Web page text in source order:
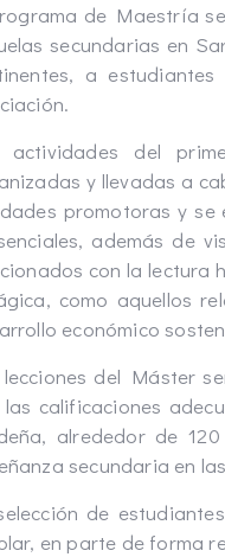
de Maestría
secundarias en
a
actividades del
y llevadas a
promotoras y se
además de
con la lectura
como aquellos
económico
lecciones del Máster
las calificaciones
alrededor de
secundaria en
de
en parte de forma